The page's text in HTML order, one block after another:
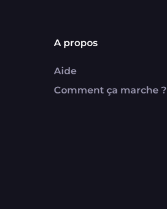
A propos
Aide
Comment ça marche ?